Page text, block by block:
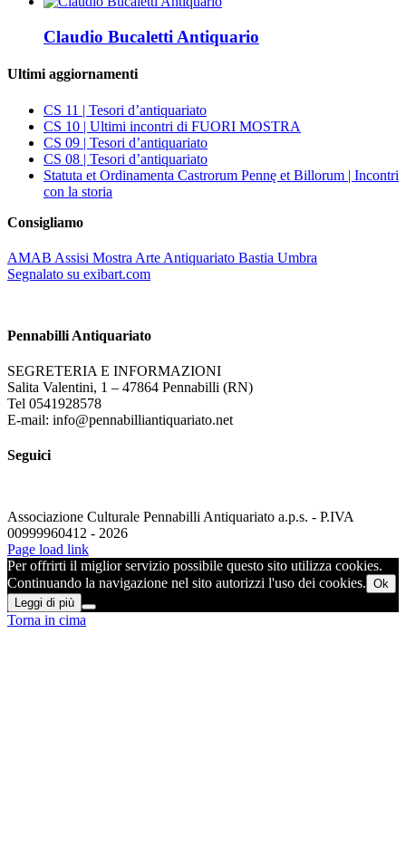
Claudio Bucaletti Antiquario
Ultimi aggiornamenti
CS 11 | Tesori d’antiquariato
CS 10 | Ultimi incontri di FUORI MOSTRA
CS 09 | Tesori d’antiquariato
CS 08 | Tesori d’antiquariato
Statuta et Ordinamenta Castrorum Pennę et Billorum | Incontri
con la storia
Consigliamo
AMAB Assisi Mostra Arte Antiquariato Bastia Umbra
Segnalato su exibart.com
Pennabilli Antiquariato
SEGRETERIA E INFORMAZIONI
Salita Valentini, 1 – 47864 Pennabilli (RN)
Tel 0541928578
E-mail: info@pennabilliantiquariato.net
Seguici
Associazione Culturale Pennabilli Antiquariato a.p.s. - P.IVA
00999960412 - 2026
Page load link
Per offrirti il miglior servizio possibile questo sito utilizza cookies.
Continuando la navigazione nel sito autorizzi l'uso dei cookies. Ok
Leggi di più
Torna in cima